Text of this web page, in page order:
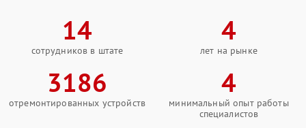
14
сотрудников в штате
4
лет на рынке
3186
отремонтированных устройств
4
минимальный опыт работы
специалистов